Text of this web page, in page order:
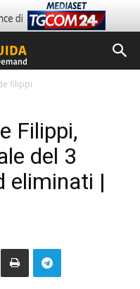
filippi
Filippi,
del 3
eliminati |